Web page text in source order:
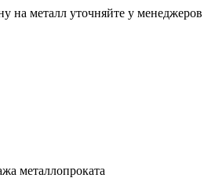
на металл уточняйте у менеджеров
металлопроката